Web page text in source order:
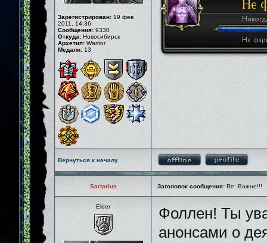
Зарегистрирован: 19 фев
2011, 14:36
Сообщения: 9330
Откуда: Новосибирск
Архетип: Warrior
Медали: 13
Вернуться к началу
Sartarius Заголовок сообщения: Re: Важно!!!
Elder
Фоллен! Ты
анонсами о